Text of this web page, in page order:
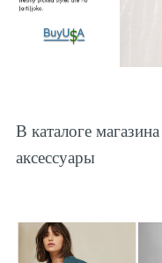
В каталоге
аксессуары